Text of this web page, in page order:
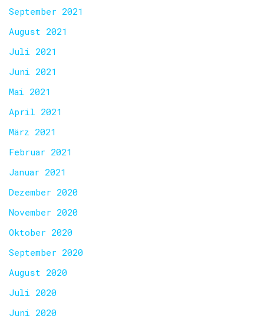
September 2021
August 2021
Juli 2021
Juni 2021
Mai 2021
April 2021
März 2021
Februar 2021
Januar 2021
Dezember 2020
November 2020
Oktober 2020
September 2020
August 2020
Juli 2020
Juni 2020